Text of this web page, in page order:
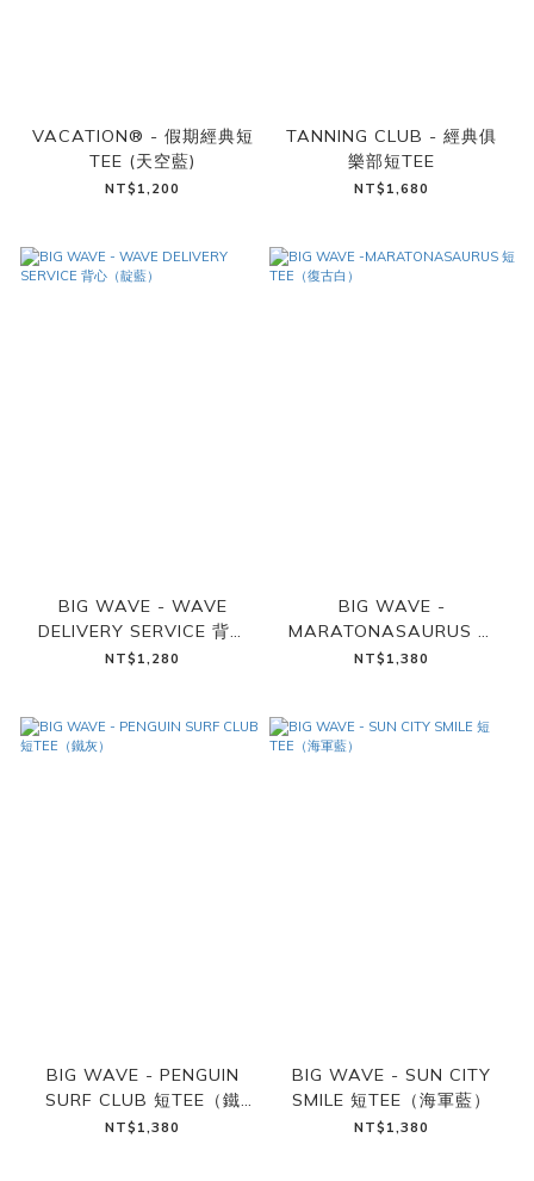
VACATION® - 假期經典短
TEE (天空藍)
NT$1,200
TANNING CLUB - 經典俱
樂部短TEE
NT$1,680
BIG WAVE - WAVE
DELIVERY SERVICE 背心
（靛藍）
NT$1,280
BIG WAVE -
MARATONASAURUS 短
TEE（復古白）
NT$1,380
BIG WAVE - PENGUIN
SURF CLUB 短TEE（鐵
灰）
NT$1,380
BIG WAVE - SUN CITY
SMILE 短TEE（海軍藍）
NT$1,380